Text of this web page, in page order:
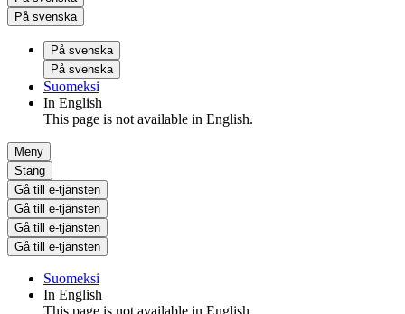
På svenska
På svenska
På svenska
Suomeksi
In English
This page is not available in English.
Meny
Stäng
Gå till e-tjänsten
Gå till e-tjänsten
Gå till e-tjänsten
Gå till e-tjänsten
Suomeksi
In English
This page is not available in English.